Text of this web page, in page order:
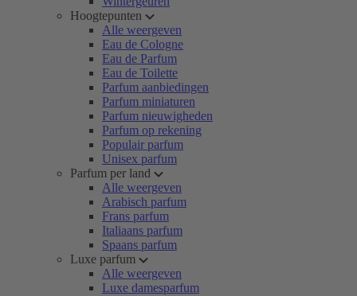
Hoogtepunten
Alle weergeven
Eau de Cologne
Eau de Parfum
Eau de Toilette
Parfum aanbiedingen
Parfum miniaturen
Parfum nieuwigheden
Parfum op rekening
Populair parfum
Unisex parfum
Parfum per land
Alle weergeven
Arabisch parfum
Frans parfum
Italiaans parfum
Spaans parfum
Luxe parfum
Alle weergeven
Luxe damesparfum